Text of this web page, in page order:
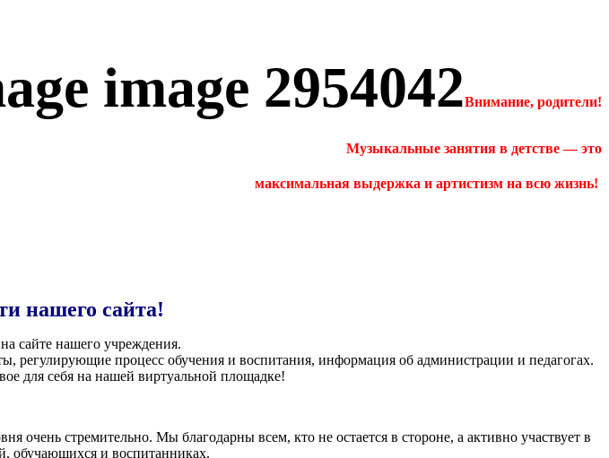
Внимание, родители!
Музыкальные занятия в детстве — это
максимальная выдержка и артистизм на всю жизнь!
нашего сайта!
сайте нашего учреждения.
процесс обучения и воспитания, информация об администрации и педагогах.
для себя на нашей виртуальной площадке!
очень стремительно. Мы благодарны всем, кто не остается в стороне, а активно участвует в
обучающихся и воспитанниках.